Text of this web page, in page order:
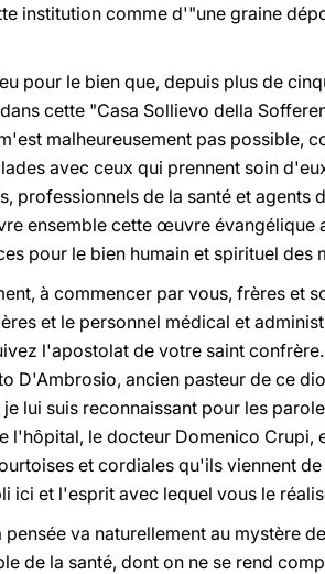
institution comme d'"une graine
pour le bien que, depuis plus de
cette "Casa Sollievo della
malheureusement pas possible,
avec ceux qui prennent soin
professionnels de la santé et agents
ensemble cette œuvre évangélique
pour le bien humain et spirituel des
à commencer par vous, frères et
et le personnel médical et
l'apostolat de votre saint
D'Ambrosio, ancien pasteur de ce
lui suis reconnaissant pour les
l'hôpital, le docteur Domenico Crupi,
et cordiales qu'ils viennent
ici et l'esprit avec lequel vous le
va naturellement au mystère
de la santé, dont on ne se rend